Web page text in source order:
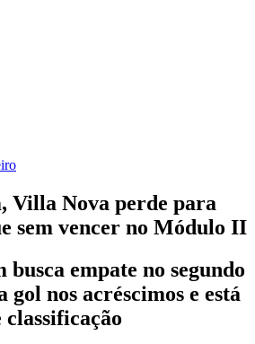
Villa Nova perde para
sem vencer no Módulo II
empate no segundo
gol nos acréscimos e está